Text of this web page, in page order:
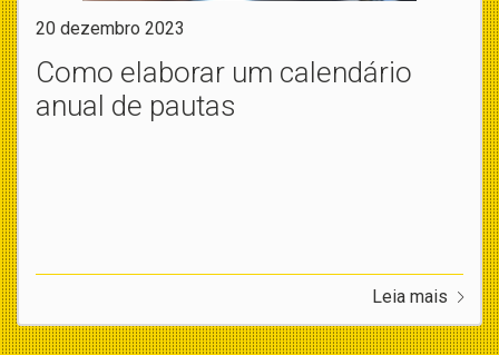
20 dezembro 2023
Como elaborar um calendário
anual de pautas
Leia mais